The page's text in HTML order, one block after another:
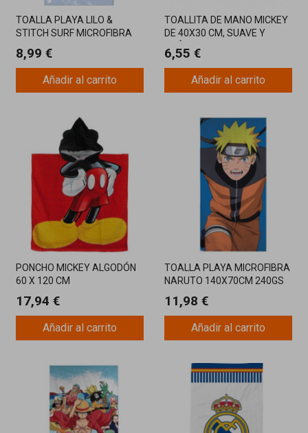
TOALLA PLAYA LILO &
STITCH SURF MICROFIBRA
8,99 €
Añadir al carrito
TOALLITA DE MANO MICKEY
DE 40X30 CM, SUAVE Y
6,55 €
Añadir al carrito
PONCHO MICKEY ALGODÓN
60 X 120 CM
17,94 €
Añadir al carrito
TOALLA PLAYA MICROFIBRA
NARUTO 140X70CM 240GS
11,98 €
Añadir al carrito